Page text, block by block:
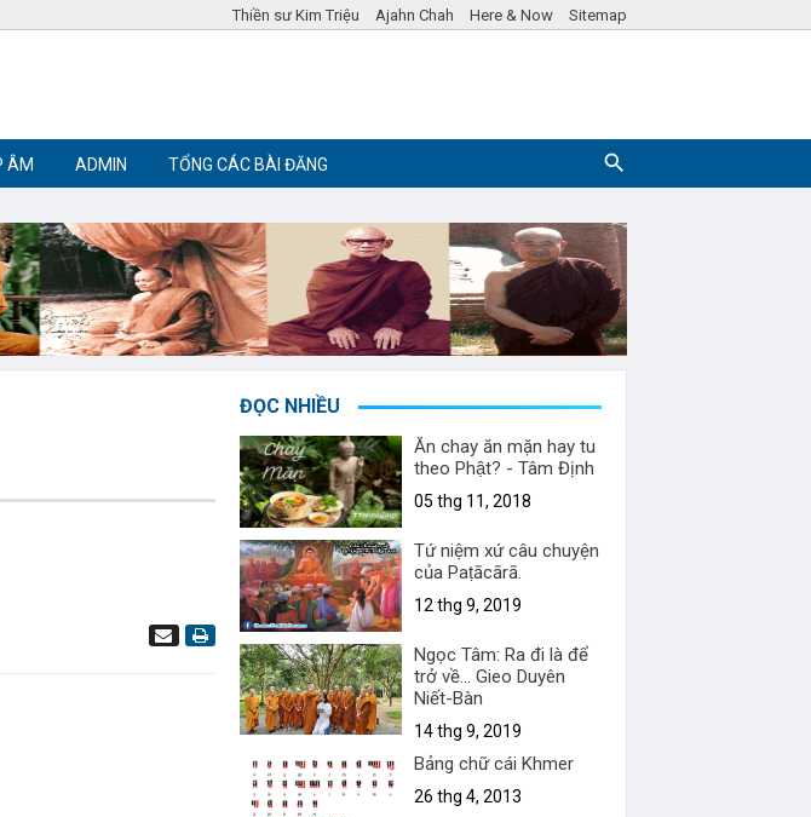
Thiền sư Kim Triệu Ajahn Chah Here & Now Sitemap
giáo
ÂM ADMIN TỔNG CÁC BÀI ĐĂNG
ĐỌC NHIỀU
Ăn chay ăn mặn hay tu
theo Phật? - Tâm Định
05 thg 11, 2018
Tứ niệm xứ câu chuyện
của Paṭācārā.
12 thg 9, 2019
Ngọc Tâm: Ra đi là để
trở về... Gieo Duyên
Niết-Bàn
14 thg 9, 2019
Bảng chữ cái Khmer
26 thg 4, 2013